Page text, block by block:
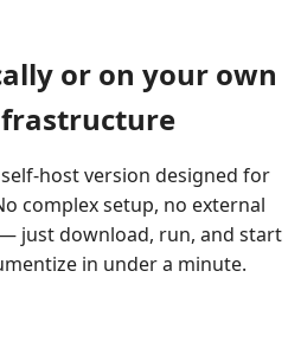
or on your own
host version designed for
complex setup, no external
just download, run, and start
in under a minute.